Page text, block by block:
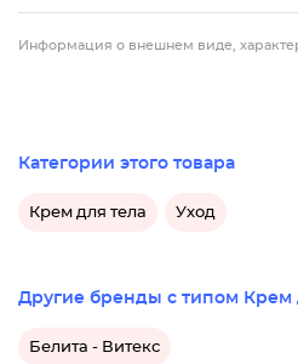
Информация о внешнем виде,
Категории этого товара
Крем для тела Уход
Другие бренды с типом Крем
Белита - Витекс